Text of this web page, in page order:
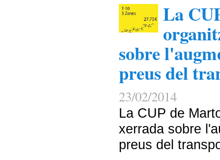
La
sobre
preus del
23/02/2014
La CUP de
xerrada sobre
preus del